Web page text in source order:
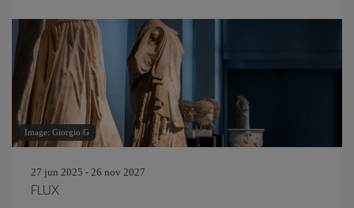
Image: Giorgio G
27 jun 2025 - 26 nov 2027
FLUX